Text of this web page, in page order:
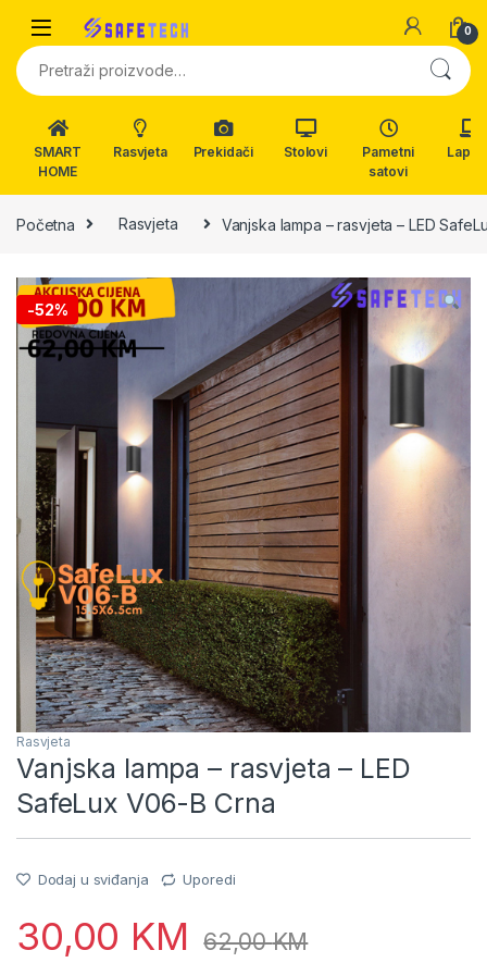
0
Pretraži:
SMART
HOME
Rasvjeta Prekidači Stolovi
Pametni
satovi
Početna Rasvjeta Vanjska lampa – rasvjeta – LED
-52%
Rasvjeta
Vanjska lampa – rasvjeta – LED
SafeLux V06-B Crna
Dodaj u sviđanja Uporedi
30,00 KM 62,00KM